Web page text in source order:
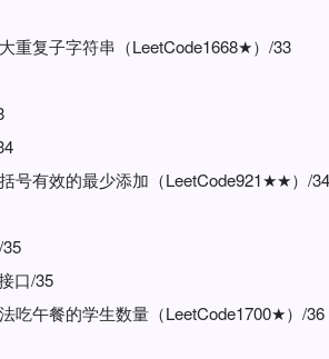
复子字符串（LeetCode1668★）/33
号有效的最少添加（LeetCode921★★）/34
口/35
午餐的学生数量（LeetCode1700★）/36